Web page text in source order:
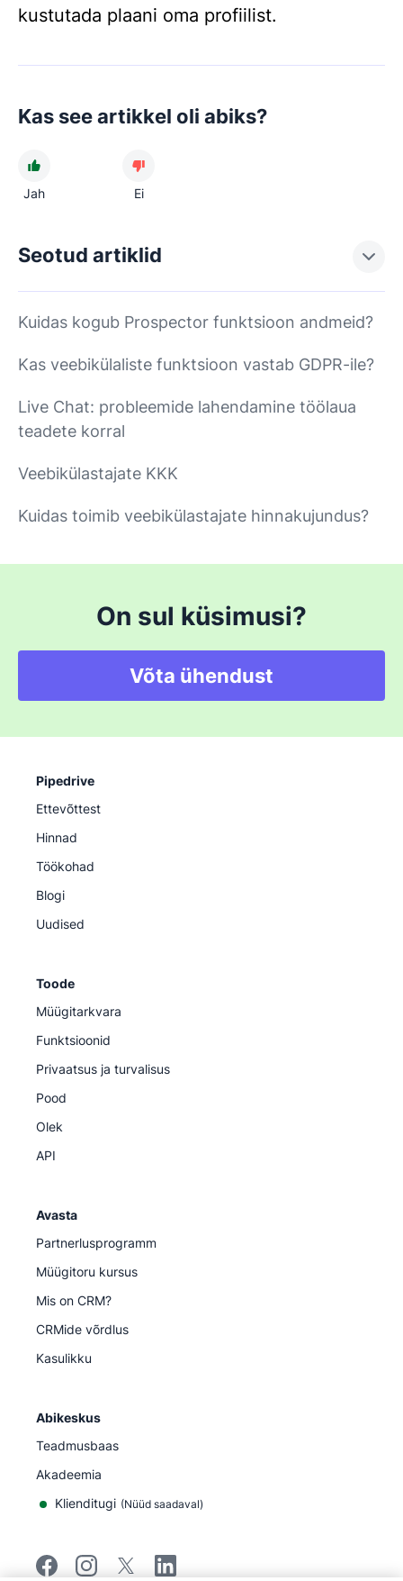
kustutada plaani oma profiilist.
Kas see artikkel oli abiks?
Jah Ei
Seotud artiklid
Kuidas kogub Prospector funktsioon andmeid?
Kas veebikülaliste funktsioon vastab GDPR-ile?
Live Chat: probleemide lahendamine töölaua
teadete korral
Veebikülastajate KKK
Kuidas toimib veebikülastajate hinnakujundus?
On sul küsimusi?
Võta ühendust
Pipedrive
Ettevõttest
Hinnad
Töökohad
Blogi
Uudised
Toode
Müügitarkvara
Funktsioonid
Privaatsus ja turvalisus
Pood
Olek
API
Avasta
Partnerlusprogramm
Müügitoru kursus
Mis on CRM?
CRMide võrdlus
Kasulikku
Abikeskus
Teadmusbaas
Akadeemia
Klienditugi (Nüüd saadaval)